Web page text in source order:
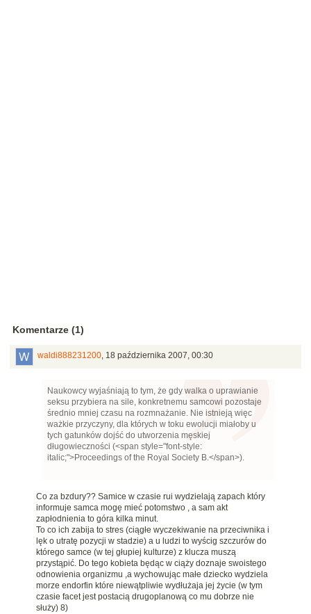
Komentarze (1)
waldi888231200, 18 października 2007, 00:30
Naukowcy wyjaśniają to tym, że gdy walka o uprawianie
seksu przybiera na sile, konkretnemu samcowi pozostaje
średnio mniej czasu na rozmnażanie. Nie istnieją więc
ważkie przyczyny, dla których w toku ewolucji miałoby u
tych gatunków dojść do utworzenia męskiej
długowieczności (<span style="font-style:
italic;">Proceedings of the Royal Society B.</span>).
Co za bzdury?? Samice w czasie rui wydzielają zapach który
informuje samca mogę mieć potomstwo , a sam akt
zapłodnienia to góra kilka minut.
To co ich zabija to stres (ciągłe wyczekiwanie na przeciwnika i
lęk o utratę pozycji w stadzie) a u ludzi to wyścig szczurów do
którego samce (w tej głupiej kulturze) z klucza muszą
przystąpić. Do tego kobieta będąc w ciąży doznaje swoistego
odnowienia organizmu ,a wychowując małe dziecko wydziela
morze endorfin które niewątpliwie wydłużaja jej życie (w tym
czasie facet jest postacią drugoplanową co mu dobrze nie
służy) 8)